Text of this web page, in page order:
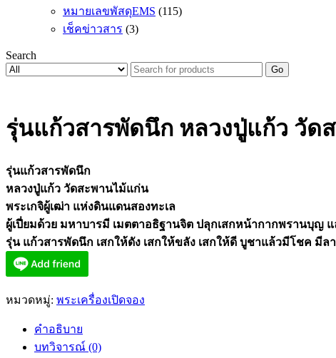
หมายเลขพัสดุEMS (115)
เช็คข่าวสาร (3)
Search
Go
รุ่นแก้วสารพัดนึก หลวงปู่แก้ว วัด
รุ่นแก้วสารพัดนึก
หลวงปู่แก้ว วัดสะพานไม้แก่น
พระเกจิผู้เฒ่า แห่งดินแดนสองทะเล
ผู้เปี่ยมด้วย มหาบารมี เมตตาอธิฐานจิต ปลุกเสกหน้ากากพรานบุญ
รุ่น แก้วสารพัดนึก เสกให้ดัง เสกให้ขลัง เสกให้ดี บูชาแล้วมีโชค มี
หมวดหมู่: พระเครื่องเปิดจอง
คำอธิบาย
บทวิจารณ์ (0)